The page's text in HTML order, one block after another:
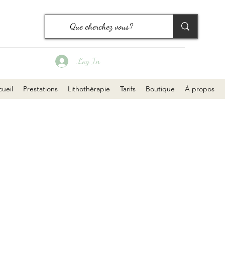
Prestations Lithothérapie Tarifs Boutique À propos
Log In